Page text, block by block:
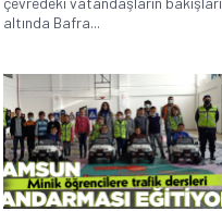
altında Bafra...